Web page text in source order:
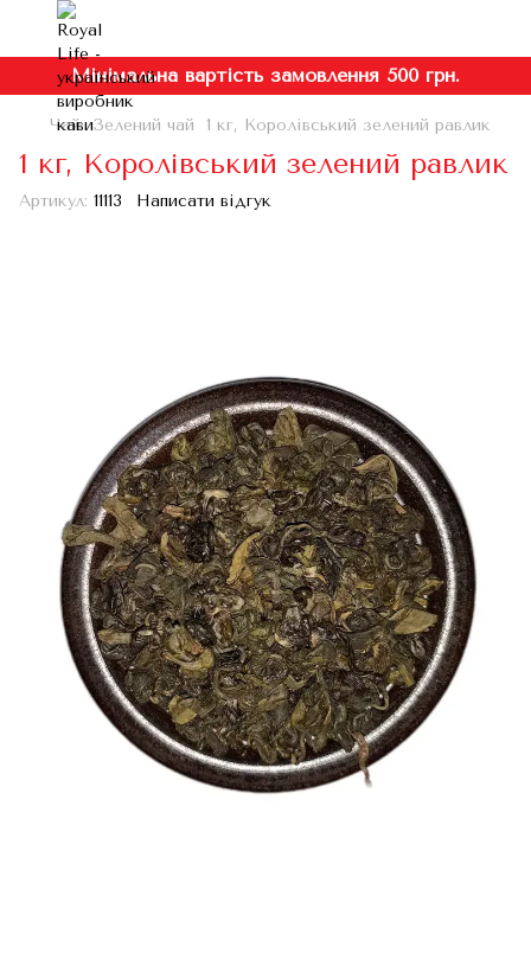
Мінімальна вартість замовлення 500 грн.
Чай Зелений чай 1 кг, Королівський зелений равлик
1 кг, Королівський зелений равлик
Артикул: 11113 Написати відгук